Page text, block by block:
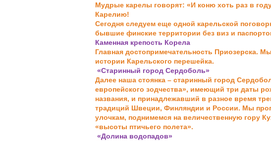
Мудрые карелы говорят: «И коню хоть раз в
Карелию!
Сегодня следуем еще одной карельской
бывшие финские территории без виз и
Каменная крепость Корела
Главная достопримечательность Приозерска.
истории Карельского перешейка.
«Старинный город Сердоболь»
Далее наша стоянка – старинный город
европейского зодчества», имеющий три даты
названия, и принадлежавший в разное время
традиций Швеции, Финляндии и России. Мы
улочкам, поднимемся на величественную гору
«высоты птичьего полета».
«Долина водопадов»